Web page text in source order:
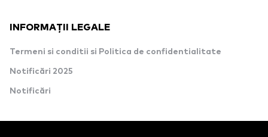
INFORMAȚII LEGALE
Termeni si conditii si Politica de confidentialitate
Notificări 2025
Notificări